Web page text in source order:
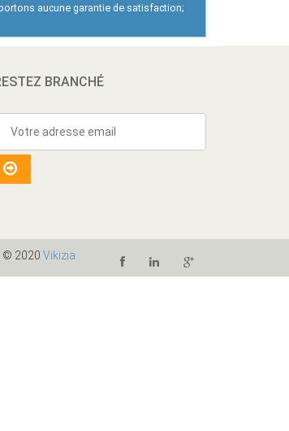
aucune garantie de satisfaction;
BRANCHÉ
© 2020 Vikizia